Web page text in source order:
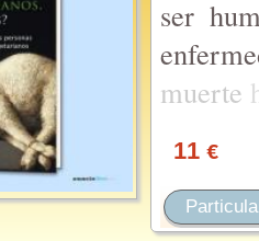
ser
muerte
11 €